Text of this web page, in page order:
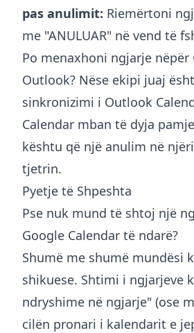
pas anulimit: Riemërtoni
me "ANULUAR" në vend të
Po menaxhoni ngjarje nëpër
Outlook? Nëse ekipi juaj
sinkronizimi i Outlook
Calendar mban të dyja
kështu që një anulim në
tjetrin.
Pyetje të Shpeshta
Pse nuk mund të shtoj një
Google Calendar të ndarë?
Shumë me shumë mundësi
shikuese. Shtimi i ngjarjeve
ndryshime në ngjarje" (ose
cilën pronari i kalendarit e